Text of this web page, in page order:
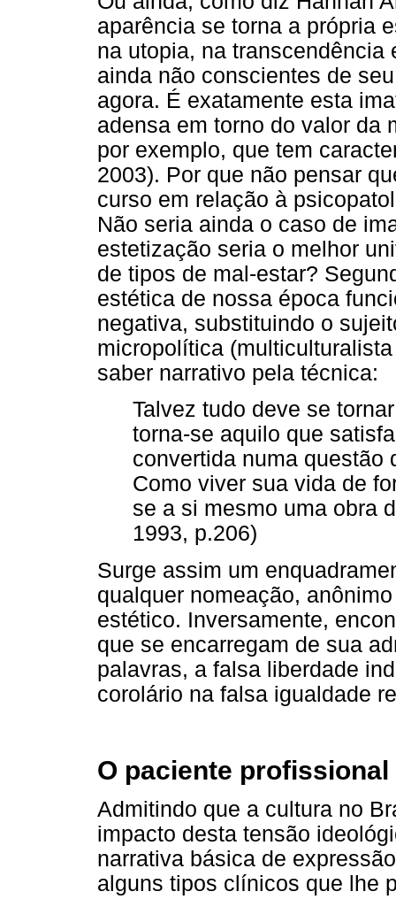
aparência se torna a própria
na utopia, na
ainda não conscientes de
agora. É exatamente esta
adensa em torno do valor da
por exemplo, que tem
2003). Por que não pensar
curso em relação à
Não seria ainda o caso de
estetização seria o melhor
de tipos de mal-estar?
estética de nossa época
negativa, substituindo o
micropolítica
saber narrativo pela técnica:
Talvez tudo deve se
torna-se aquilo que
convertida numa questão
Como viver sua vida de
se a si mesmo uma obra
1993, p.206)
Surge assim um
qualquer nomeação,
estético. Inversamente,
que se encarregam de sua
palavras, a falsa liberdade
corolário na falsa igualdade
O paciente profissional
Admitindo que a cultura no
impacto desta tensão
narrativa básica de
alguns tipos clínicos que lhe